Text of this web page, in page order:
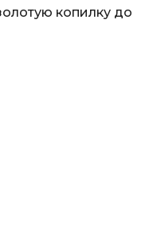
копилку до